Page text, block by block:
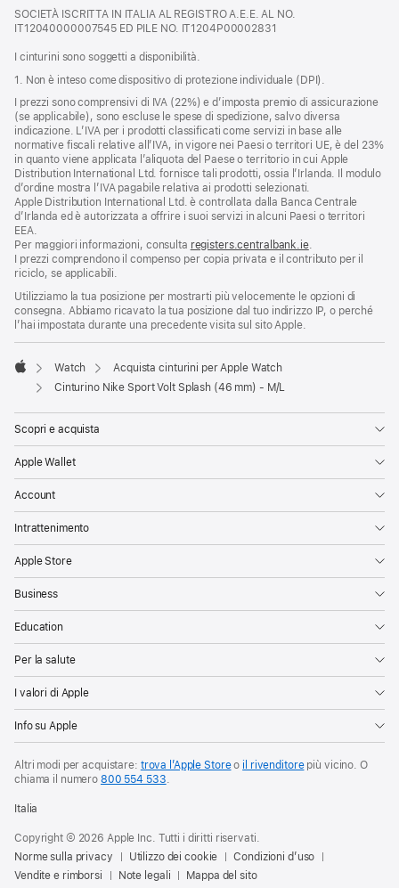
SOCIETÀ ISCRITTA IN ITALIA AL REGISTRO A.E.E. AL NO.
IT12040000007545 ED PILE NO. IT1204P00002831
I cinturini sono soggetti a disponibilità.
1. Non è inteso come dispositivo di protezione individuale (DPI).
I prezzi sono comprensivi di IVA (22%) e d’imposta premio di assicurazione
(se applicabile), sono escluse le spese di spedizione, salvo diversa
indicazione. L’IVA per i prodotti classificati come servizi in base alle
normative fiscali relative all’IVA, in vigore nei Paesi o territori UE, è del 23%
in quanto viene applicata l’aliquota del Paese o territorio in cui Apple
Distribution International Ltd. fornisce tali prodotti, ossia l’Irlanda. Il modulo
d’ordine mostra l’IVA pagabile relativa ai prodotti selezionati.
Apple Distribution International Ltd. è controllata dalla Banca Centrale
d’Irlanda ed è autorizzata a offrire i suoi servizi in alcuni Paesi o territori
EEA.
Per maggiori informazioni, consulta registers.centralbank.ie.
I prezzi comprendono il compenso per copia privata e il contributo per il
riciclo, se applicabili.
Utilizziamo la tua posizione per mostrarti più velocemente le opzioni di
consegna. Abbiamo ricavato la tua posizione dal tuo indirizzo IP, o perché
l’hai impostata durante una precedente visita sul sito Apple.
Apple
Watch
Acquista cinturini per Apple Watch
Cinturino Nike Sport Volt Splash (46 mm) - M/L
Scopri e acquista
Apple Wallet
Account
Intrattenimento
Apple Store
Business
Education
Per la salute
I valori di Apple
Info su Apple
Altri modi per acquistare: trova l’Apple Storeo il rivenditorepiù vicino. O
chiama il numero 800 554 533.
Italia
Copyright © 2026 Apple Inc. Tutti i diritti riservati.
Norme sulla privacy
Utilizzo dei cookie
Condizioni d’uso
Vendite e rimborsi
Note legali Mappa del sito